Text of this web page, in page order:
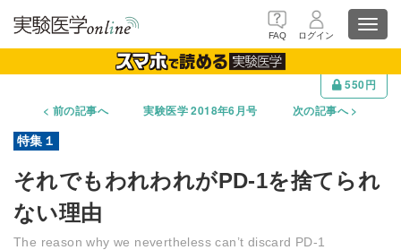
FAQ ログイン
550円
前の記事へ
実験医学 2018年6月号 次の記事へ
それでもわれわれがPD-1を捨てられ
ない理由
The reason why we nevertheless can’t discard PD-1